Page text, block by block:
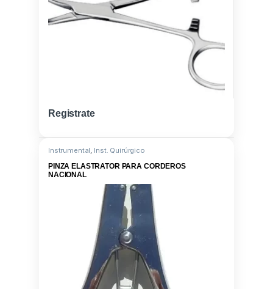
Registrate
Instrumental, Inst. Quirúrgico
PINZA ELASTRATOR PARA CORDEROS
NACIONAL